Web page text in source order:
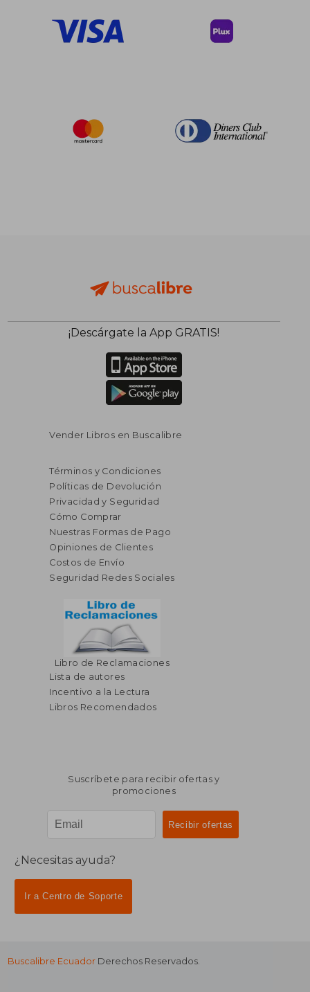
¡Descárgate la App GRATIS!
Vender Libros en Buscalibre
Términos y Condiciones
Políticas de Devolución
Privacidad y Seguridad
Cómo Comprar
Nuestras Formas de Pago
Opiniones de Clientes
Costos de Envío
Seguridad Redes Sociales
Libro de Reclamaciones
Lista de autores
Incentivo a la Lectura
Libros Recomendados
Suscríbete para recibir ofertas y
promociones
¿Necesitas ayuda?
Ir a Centro de Soporte
Buscalibre Ecuador Derechos Reservados.